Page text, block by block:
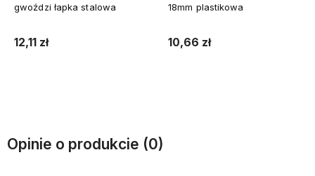
gwoździ łapka stalowa
12,11 zł
18mm plastikowa
10,66 zł
Opinie o produkcie (0)